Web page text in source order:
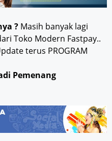
? Masih banyak lagi
Toko Modern Fastpay..
terus PROGRAM
Pemenang